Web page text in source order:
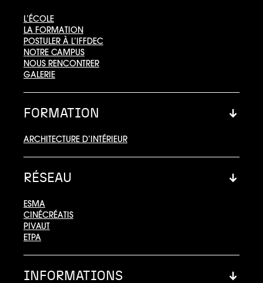
L’ÉCOLE
LA FORMATION
POSTULER À L’IFFDEC
NOTRE CAMPUS
NOUS RENCONTRER
GALERIE
FORMATION
ARCHITECTURE D’INTÉRIEUR
RÉSEAU
ESMA
CINÉCRÉATIS
PIVAUT
ETPA
INFORMATIONS